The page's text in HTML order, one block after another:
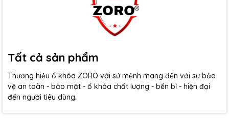
Tất cả sản phẩm
Thương hiệu ổ khóa ZORO với sứ mệnh mang đến với sự bảo
vệ an toàn - bảo mật - ổ khóa chất lượng - bền bỉ - hiện đại
đến người tiêu dùng.